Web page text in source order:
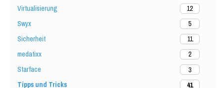
Virtualisierung
12
Swyx
5
Sicherheit
11
medatixx
2
Starface
3
Tipps und Tricks
41